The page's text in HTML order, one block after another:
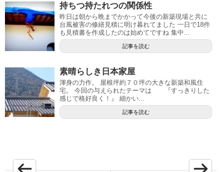
持ちつ持たれつの関係性
昨日は朝から晩までかかって今後の新築現場と共に
台風被害の修繕見積に明け暮れてました 一日で18件
も見積書を作成したのは始めてですね 集中...
記事を読む
素晴らしき日本家屋
渾身の力作。 屋根坪約７０坪の大きな新築和風住
宅。 今回の与えられたテーマは 『すっきりした
感じで格好良く！』 細かい...
記事を読む